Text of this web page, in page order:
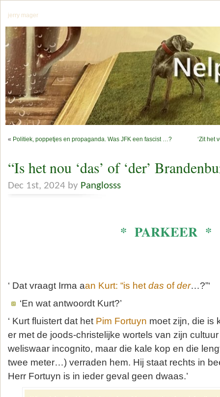
jerry mager
« Politiek, poppetjes en propaganda. Was JFK een fascist …? ‘Zit het
“Is het nou ‘das’ of ‘der’
Dec 1st, 2024 by Panglosss
* PARKEER *
‘ Dat vraagt Irma aan Kurt: “is het das ofder…?”‘
‘En wat antwoordt Kurt?’
‘ Kurt fluistert dat het Pim Fortuyn moet zijn, die is
er met de joods-christelijke wortels van zijn
weliswaar incognito, maar die kale kop en die
twee meter…) verraden hem. Hij staat rechts in
Herr Fortuyn is in ieder geval geen dwaas.’